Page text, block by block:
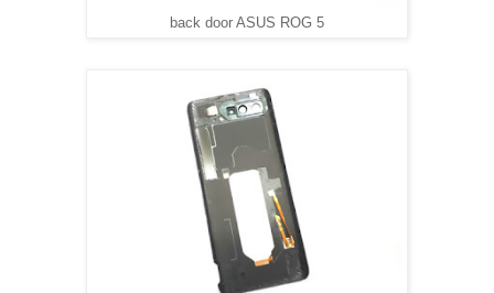
back door ASUS ROG 5